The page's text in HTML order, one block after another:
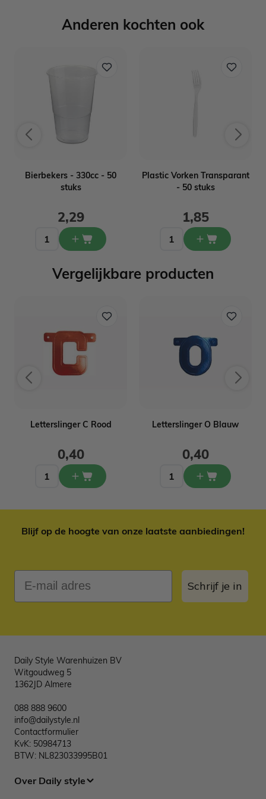
Anderen kochten ook
Bierbekers - 330cc - 50
stuks
2,29
Plastic Vorken Transparant
- 50 stuks
1,85
Vergelijkbare producten
Letterslinger C Rood
0,40
Letterslinger O Blauw
0,40
Blijf op de hoogte van onze laatste aanbiedingen!
E-mail adres
Schrijf je in
Daily Style Warenhuizen BV
Witgoudweg 5
1362JD Almere
088 888 9600
info@dailystyle.nl
Contactformulier
KvK: 50984713
BTW: NL823033995B01
Over Daily style